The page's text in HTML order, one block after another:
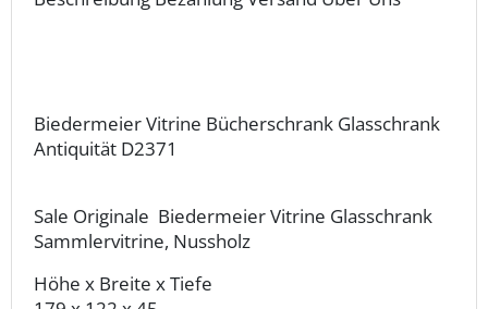
Biedermeier Vitrine Bücherschrank Glasschrank
Antiquität D2371
Sale Originale Biedermeier Vitrine Glasschrank
Sammlervitrine, Nussholz
Höhe x Breite x Tiefe